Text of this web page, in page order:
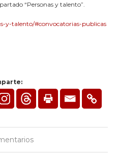
“Personas y talento”.
y-talento/#convocatorias-publicas